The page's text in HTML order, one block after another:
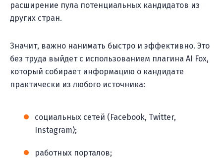
расширение пула потенциальных кандидатов из
других стран.
Значит, важно нанимать быстро и эффективно. Это
без труда выйдет с использованием плагина AI Fox,
который собирает информацию о кандидате
практически из любого источника:
социальных сетей (Facebook, Twitter,
Instagram);
работных порталов;